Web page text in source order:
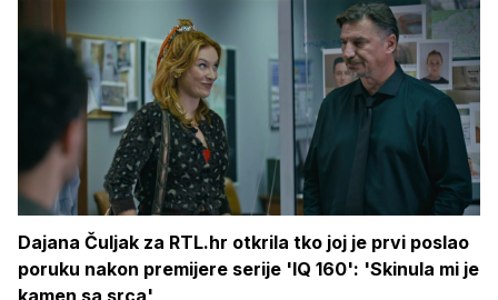
Dajana Čuljak za RTL.hr otkrila tko joj je prvi poslao
poruku nakon premijere serije 'IQ 160': 'Skinula mi je